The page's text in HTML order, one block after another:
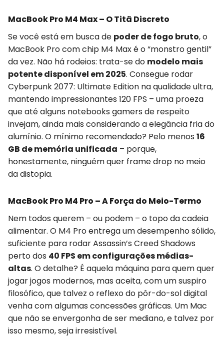
MacBook Pro M4 Max – O Titã Discreto
Se você está em busca de poder de fogo bruto, o
MacBook Pro com chip M4 Max é o “monstro gentil”
da vez. Não há rodeios: trata-se do modelo mais
potente disponível em 2025. Consegue rodar
Cyberpunk 2077: Ultimate Edition na qualidade ultra,
mantendo impressionantes 120 FPS – uma proeza
que até alguns notebooks gamers de respeito
invejam, ainda mais considerando a elegância fria do
alumínio. O mínimo recomendado? Pelo menos 16
GB de memória unificada – porque,
honestamente, ninguém quer frame drop no meio
da distopia.
MacBook Pro M4 Pro – A Força do Meio-Termo
Nem todos querem – ou podem – o topo da cadeia
alimentar. O M4 Pro entrega um desempenho sólido,
suficiente para rodar Assassin’s Creed Shadows
perto dos 40 FPS em configurações médias-
altas. O detalhe? É aquela máquina para quem quer
jogar jogos modernos, mas aceita, com um suspiro
filosófico, que talvez o reflexo do pôr-do-sol digital
venha com algumas concessões gráficas. Um Mac
que não se envergonha de ser mediano, e talvez por
isso mesmo, seja irresistível.